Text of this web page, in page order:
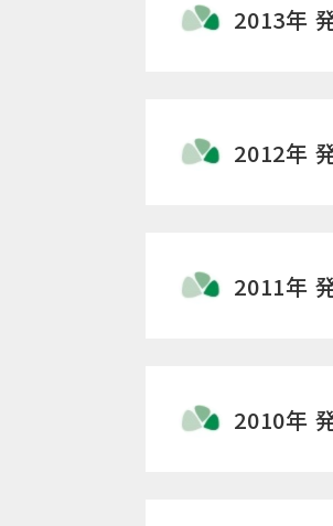
2013年
2012年
2011年
2010年